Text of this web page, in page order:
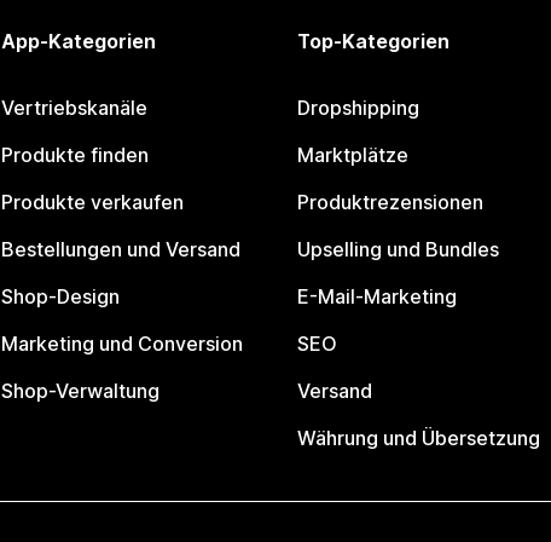
App-Kategorien
Vertriebskanäle
Produkte finden
Produkte verkaufen
Bestellungen und Versand
Shop-Design
Marketing und Conversion
Shop-Verwaltung
Top-Kategorien
Dropshipping
Marktplätze
Produktrezensionen
Upselling und Bundles
E-Mail-Marketing
SEO
Versand
Währung und Übersetzung